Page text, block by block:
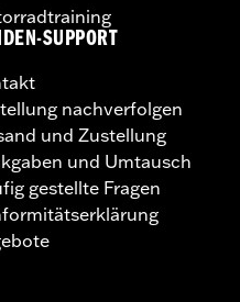
SUPPORT
nachverfolgen
und Zustellung
und Umtausch
gestellte Fragen